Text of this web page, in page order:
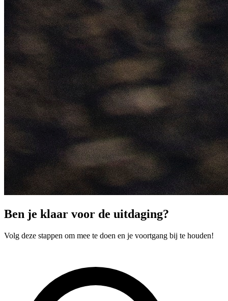
Ben je klaar voor de uitdaging?
Volg deze stappen om mee te doen en je voortgang bij te houden!